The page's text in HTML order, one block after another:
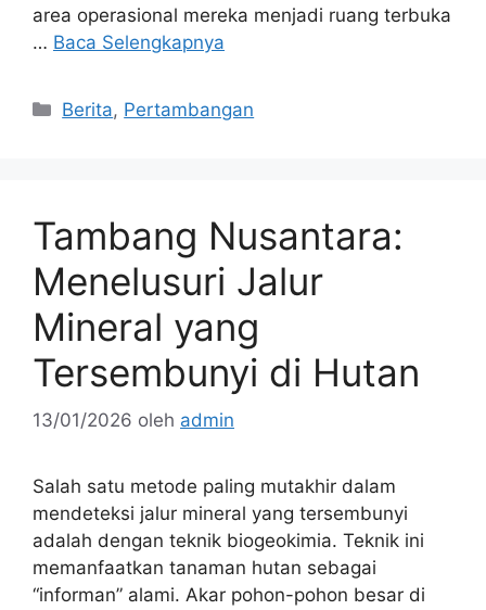
area operasional mereka menjadi ruang terbuka
… Baca Selengkapnya
Kategori
Berita, Pertambangan
Tambang Nusantara:
Menelusuri Jalur
Mineral yang
Tersembunyi di Hutan
13/01/2026 oleh admin
Salah satu metode paling mutakhir dalam
mendeteksi jalur mineral yang tersembunyi
adalah dengan teknik biogeokimia. Teknik ini
memanfaatkan tanaman hutan sebagai
“informan” alami. Akar pohon-pohon besar di